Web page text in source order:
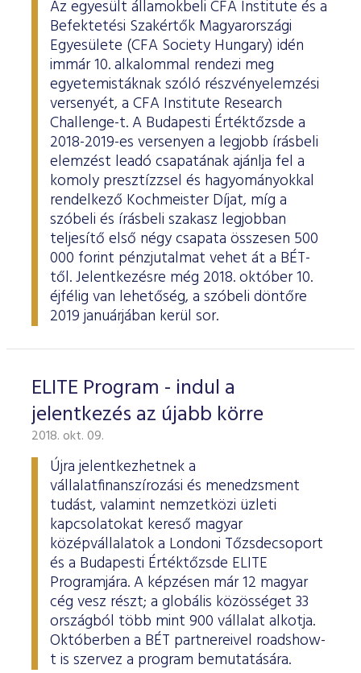
Az egyesült államokbeli CFA Institute és a
Befektetési Szakértők Magyarországi
Egyesülete (CFA Society Hungary) idén
immár 10. alkalommal rendezi meg
egyetemistáknak szóló részvényelemzési
versenyét, a CFA Institute Research
Challenge-t. A Budapesti Értéktőzsde a
2018-2019-es versenyen a legjobb írásbeli
elemzést leadó csapatának ajánlja fel a
komoly presztízzsel és hagyományokkal
rendelkező Kochmeister Díjat, míg a
szóbeli és írásbeli szakasz legjobban
teljesítő első négy csapata összesen 500
000 forint pénzjutalmat vehet át a BÉT-
től. Jelentkezésre még 2018. október 10.
éjfélig van lehetőség, a szóbeli döntőre
2019 januárjában kerül sor.
ELITE Program - indul a
jelentkezés az újabb körre
2018. okt. 09.
Újra jelentkezhetnek a
vállalatfinanszírozási és menedzsment
tudást, valamint nemzetközi üzleti
kapcsolatokat kereső magyar
középvállalatok a Londoni Tőzsdecsoport
és a Budapesti Értéktőzsde ELITE
Programjára. A képzésen már 12 magyar
cég vesz részt; a globális közösséget 33
országból több mint 900 vállalat alkotja.
Októberben a BÉT partnereivel roadshow-
t is szervez a program bemutatására.